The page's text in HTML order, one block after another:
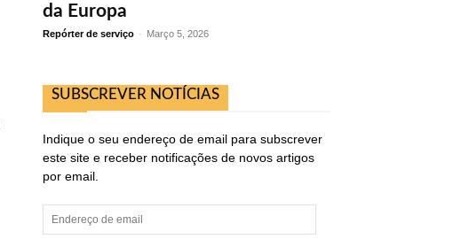
da Europa
Repórter de serviço - Março 5, 2026
SUBSCREVER NOTÍCIAS
Indique o seu endereço de email para subscrever
este site e receber notificações de novos artigos
por email.
Endereço
de